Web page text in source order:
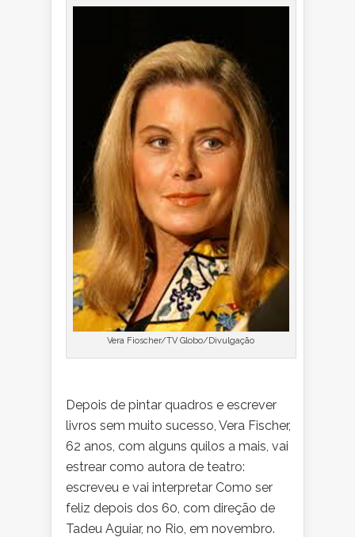
Vera Fioscher/TV Globo/Divulgação
Depois de pintar quadros e escrever
livros sem muito sucesso, Vera Fischer,
62 anos, com alguns quilos a mais, vai
estrear como autora de teatro:
escreveu e vai interpretar Como ser
feliz depois dos 60, com direção de
Tadeu Aguiar, no Rio, em novembro.